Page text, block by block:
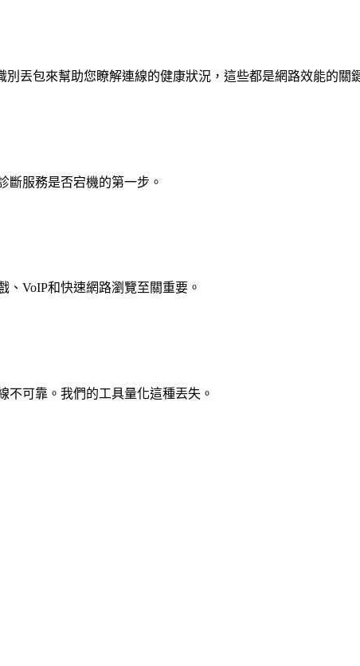
丟包來幫助您瞭解連線的健康狀況，這些都是網路效能的關
斷服務是否宕機的第一步。
VoIP和快速網路瀏覽至關重要。
不可靠。我們的工具量化這種丟失。